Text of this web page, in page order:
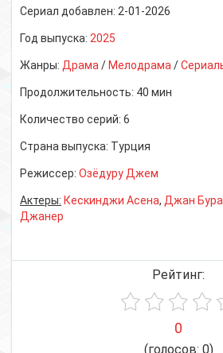
Сериал добавлен: 2-01-2026
Год выпуска: 2025
Жанры: Драма / Мелодрама /
Продолжительность: 40 мин
Количество серий: 6
Страна выпуска: Турция
Режиссер: Озёдуру Джем
Актеры: Кескинджи Асена, Джан
Джанер
Рейтинг:
0
(голосов: 0)